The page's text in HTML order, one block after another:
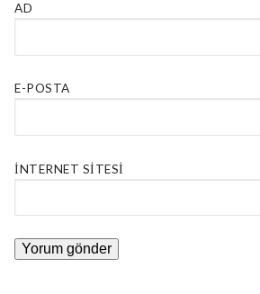
AD
E-POSTA
İNTERNET SITESI